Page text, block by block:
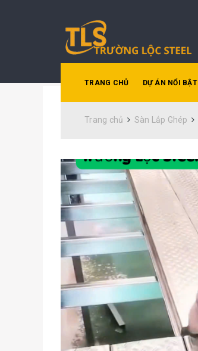
TRANG CHỦ DỰ ÁN NỔI BẬT
Trang chủ Sàn Lắp Ghép